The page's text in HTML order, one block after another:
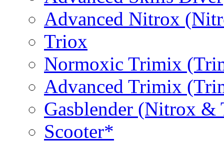
Advanced Nitrox
Triox
Normoxic Trimix
Advanced Trimix
Gasblender (Nitrox
Scooter*